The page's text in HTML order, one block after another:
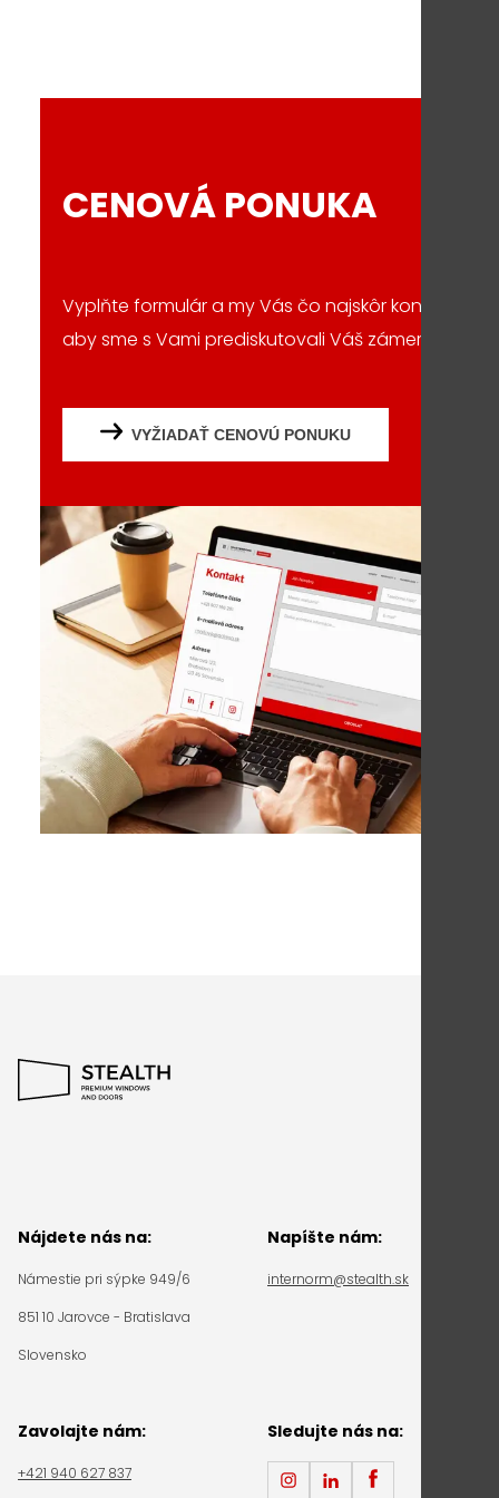
CENOVÁ PONUKA
Vyplňte formulár a my Vás čo najskôr
aby sme s Vami prediskutovali Váš zámer či
VYŽIADAŤ CENOVÚ PONUKU
Nájdete nás na:
Námestie pri sýpke 949/6
851 10 Jarovce - Bratislava
Slovensko
Napíšte nám:
internorm@stealth.sk
Zavolajte nám:
+421 940 627 837
Sledujte nás na: